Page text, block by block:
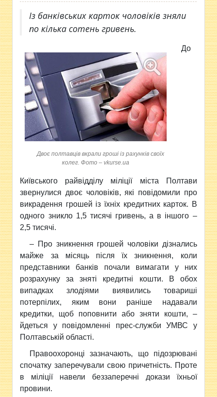
Із банківських карток чоловіків зняли
по кілька сотень гривень.
Двоє полтавців вкрали гроші із рахунків своїх
колег. Фото – vkurse.ua
До
Київського райвідділу міліції міста Полтави
звернулися двоє чоловіків, які повідомили про
викрадення грошей із їхніх кредитних карток. В
одного зникло 1,5 тисячі гривень, а в іншого –
2,5 тисячі.
– Про зникнення грошей чоловіки дізнались
майже за місяць після їх зникнення, коли
представники банків почали вимагати у них
розрахунку за зняті кредитні кошти. В обох
випадках злодіями виявились товариші
потерпілих, яким вони раніше надавали
кредитки, щоб поповнити або зняти кошти, –
йдеться у повідомленні прес-служби УМВС у
Полтавській області.
Правоохоронці зазначають, що підозрювані
спочатку заперечували свою причетність. Проте
в міліції навели беззаперечні докази їхньої
провини.